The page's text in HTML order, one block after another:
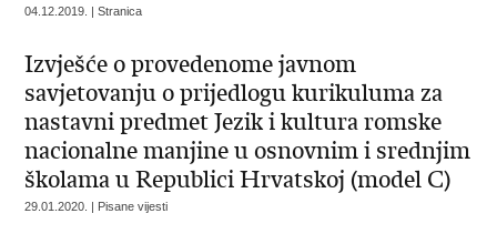
04.12.2019. | Stranica
Izvješće o provedenome javnom
savjetovanju o prijedlogu kurikuluma za
nastavni predmet Jezik i kultura romske
nacionalne manjine u osnovnim i srednjim
školama u Republici Hrvatskoj (model C)
29.01.2020. | Pisane vijesti